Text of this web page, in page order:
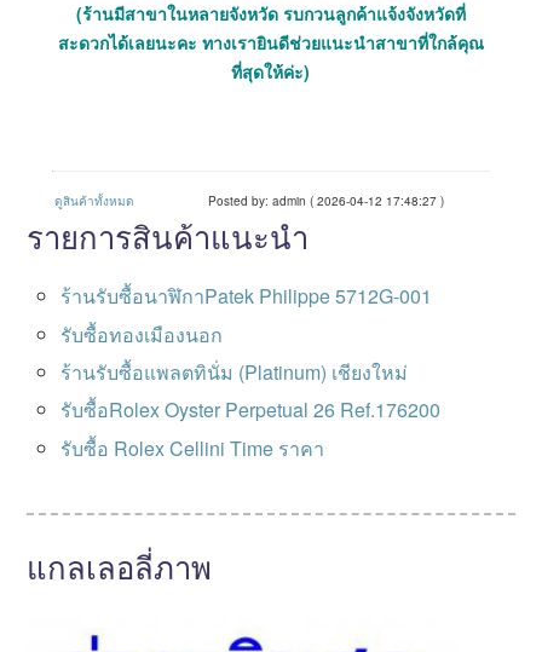
(ร้านมีสาขาในหลายจังหวัด รบกวนลูกค้าแจ้งจังหวัดที่
สะดวกได้เลยนะคะ ทางเรายินดีช่วยแนะนำสาขาที่ใกล้คุณ
ที่สุดให้ค่ะ)
ดูสินค้าทั้งหมด Posted by: admin ( 2026-04-12 17:48:27 )
รายการสินค้าแนะนำ
ร้านรับซื้อนาฬิกาPatek Philippe 5712G-001
รับซื้อทองเมืองนอก
ร้านรับซื้อแพลตทินั่ม (Platinum) เชียงใหม่
รับซื้อRolex Oyster Perpetual 26 Ref.176200
รับซื้อ Rolex Cellini Time ราคา
แกลเลอลี่ภาพ